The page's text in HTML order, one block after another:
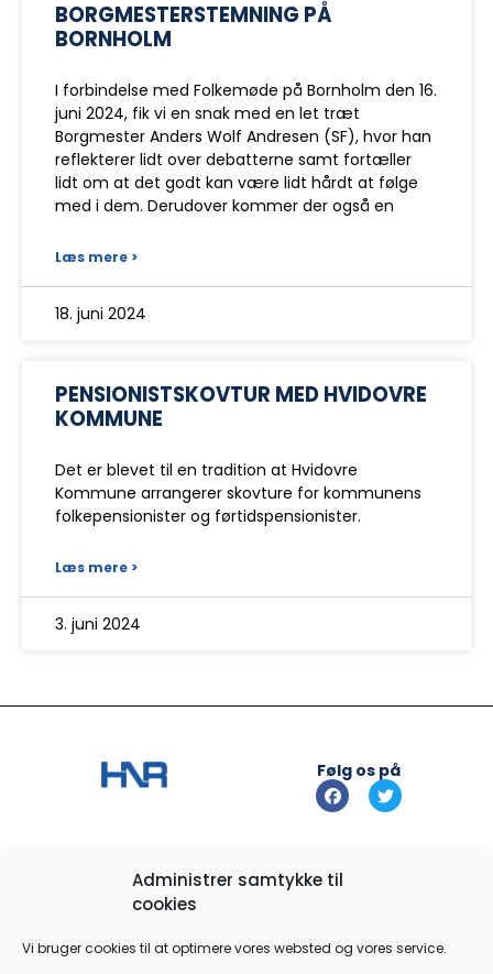
Administrer samtykke til
cookies
Vi bruger cookies til at optimere vores websted og vores service.
BORGMESTERSTEMNING PÅ
BORNHOLM
I forbindelse med Folkemøde på Bornholm den 16.
juni 2024, fik vi en snak med en let træt
Borgmester Anders Wolf Andresen (SF), hvor han
reflekterer lidt over debatterne samt fortæller
lidt om at det godt kan være lidt hårdt at følge
med i dem. Derudover kommer der også en
Læs mere >
18. juni 2024
PENSIONISTSKOVTUR MED HVIDOVRE
KOMMUNE
Det er blevet til en tradition at Hvidovre
Kommune arrangerer skovture for kommunens
folkepensionister og førtidspensionister.
Læs mere >
3. juni 2024
Følg os på
Hvidovre Nærradio